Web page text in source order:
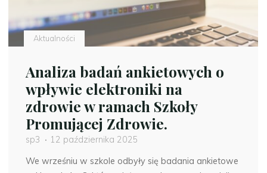
Aktualności
Analiza badań ankietowych o
wpływie elektroniki na
zdrowie w ramach Szkoły
Promującej Zdrowie.
sp3
12 października 2025
We wrześniu w szkole odbyły się badania ankietowe